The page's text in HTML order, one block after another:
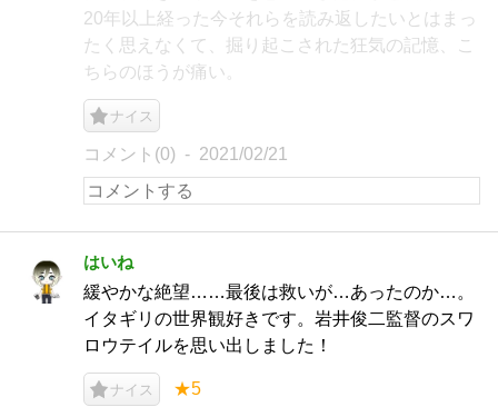
20年以上経った今それらを読み返したいとはまっ
たく思えなくて、掘り起こされた狂気の記憶、こ
ちらのほうが痛い。
ナイス
コメント(0) 2021/02/21
はいね
緩やかな絶望……最後は救いが…あったのか…。
イタギリの世界観好きです。岩井俊二監督のスワ
ロウテイルを思い出しました！
ナイス ★5